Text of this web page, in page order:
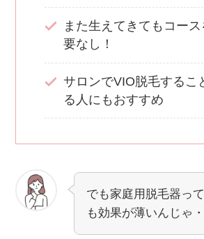
また生えてきてもコー
要なし！
サロンでVIO脱毛するこ
る人にもおすすめ
でも家庭用脱毛器っ
も効果が薄いんじゃ